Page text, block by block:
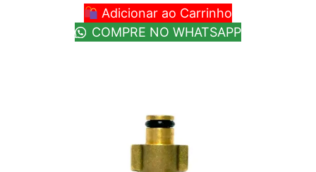
Adicionar ao Carrinho
COMPRE NO WHATSAPP